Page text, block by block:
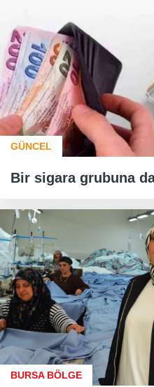
GÜNCEL
Bir sigara grubuna
BURSA BÖLGE